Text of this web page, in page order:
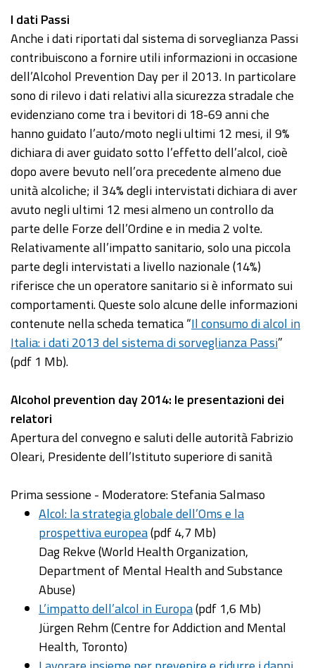
I dati Passi
Anche i dati riportati dal sistema di sorveglianza Passi
contribuiscono a fornire utili informazioni in occasione
dell’Alcohol Prevention Day per il 2013. In particolare
sono di rilevo i dati relativi alla sicurezza stradale che
evidenziano come tra i bevitori di 18-69 anni che
hanno guidato l’auto/moto negli ultimi 12 mesi, il 9%
dichiara di aver guidato sotto l’effetto dell’alcol, cioè
dopo avere bevuto nell’ora precedente almeno due
unità alcoliche; il 34% degli intervistati dichiara di aver
avuto negli ultimi 12 mesi almeno un controllo da
parte delle Forze dell’Ordine e in media 2 volte.
Relativamente all’impatto sanitario, solo una piccola
parte degli intervistati a livello nazionale (14%)
riferisce che un operatore sanitario si è informato sui
comportamenti. Queste solo alcune delle informazioni
contenute nella scheda tematica “Il consumo di alcol in
Italia: i dati 2013 del sistema di sorveglianza Passi”
(pdf 1 Mb).
Alcohol prevention day 2014: le presentazioni dei
relatori
Apertura del convegno e saluti delle autorità Fabrizio
Oleari, Presidente dell’Istituto superiore di sanità
Prima sessione - Moderatore: Stefania Salmaso
Alcol: la strategia globale dell’Oms e la
prospettiva europea(pdf 4,7 Mb)
Dag Rekve (World Health Organization,
Department of Mental Health and Substance
Abuse)
L’impatto dell’alcol in Europa(pdf 1,6 Mb)
Jürgen Rehm (Centre for Addiction and Mental
Health, Toronto)